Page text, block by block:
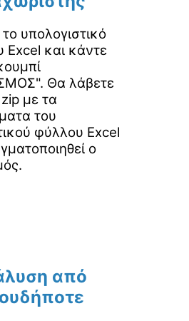
υπολογιστικό
Excel και κάντε
Θα λάβετε
με τα
του
φύλλου Excel
ο
από